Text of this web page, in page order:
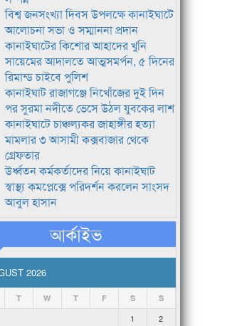
বিশ্ব জনসংখ্যা দিবস উপলক্ষে কানাইঘাটে
আলোচনা সভা ও সম্মাননা প্রদান
কানাইঘাটের কিশোর আহাদের খুনি
সায়েমের আদালতে আত্মসমর্পন, ৫ দিনের
রিমান্ড চাইবে পুলিশ
কানাইঘাট রাজাগঞ্জে নিখোঁজের দুই দিন
পর সুরমা নদীতে ভেসে উঠল যুবকের লাশ
কানাইঘাটে চাঞ্চল্যকর জাহাঙ্গীর হত্যা
মামলার ৩ আসামী কক্সবাজার থেকে
গ্রেফতার
উর্ধ্বতন কর্মকর্তাদের নিয়ে কানাইঘাট
স্বাস্থ্য কমপ্লেক্সে পরিদর্শন করলেন সাংসদ
আবুল হাসান
আর্কাইভ
2026
T W T F S S
1
2